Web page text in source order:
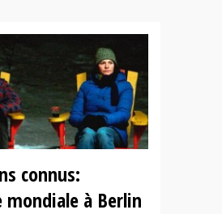
connus:
mondiale à Berlin